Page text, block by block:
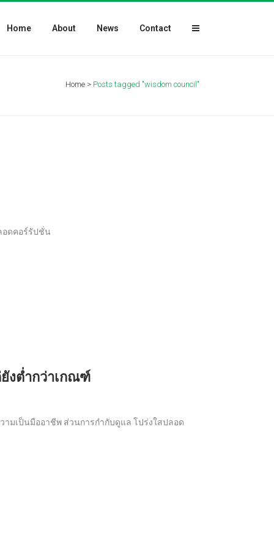
Home About News Contact
Home > Posts tagged "wisdom council"
อดคอร์รัปชั่น
งต่ำกว่าเกณฑ์
ามเป็นมืออาชีพ ส่วนการกำกับดูแล โปร่งใสปลอด